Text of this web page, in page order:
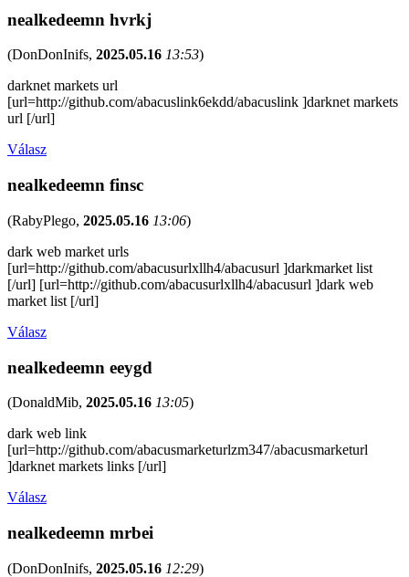
nealkedeemn hvrkj
(DonDonInifs, 2025.05.16 13:53)
darknet markets url
[url=http://github.com/abacuslink6ekdd/abacuslink ]darknet markets
url [/url]
Válasz
nealkedeemn finsc
(RabyPlego, 2025.05.16 13:06)
dark web market urls
[url=http://github.com/abacusurlxllh4/abacusurl ]darkmarket list
[/url] [url=http://github.com/abacusurlxllh4/abacusurl ]dark web
market list [/url]
Válasz
nealkedeemn eeygd
(DonaldMib, 2025.05.16 13:05)
dark web link
[url=http://github.com/abacusmarketurlzm347/abacusmarketurl
]darknet markets links [/url]
Válasz
nealkedeemn mrbei
(DonDonInifs, 2025.05.16 12:29)